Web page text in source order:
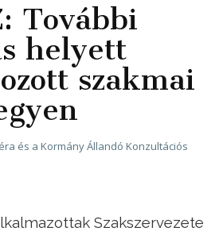
További
helyett
szakmai
és a Kormány Állandó Konzultációs
Szakszervezete